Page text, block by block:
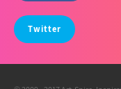
Twitter